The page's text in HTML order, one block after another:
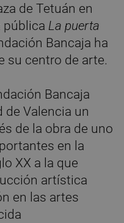
de Tetuán en
pública La puerta
Bancaja ha
su centro de arte.
Bancaja
de Valencia un
de la obra de uno
en la
XX a la que
artística
en las artes